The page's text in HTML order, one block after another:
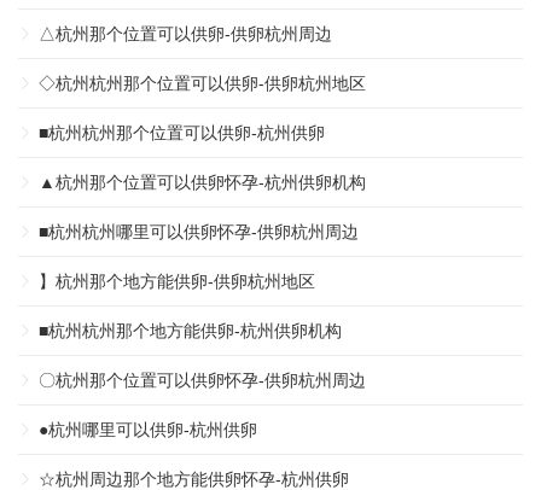
△杭州那个位置可以供卵-供卵杭州周边
◇杭州杭州那个位置可以供卵-供卵杭州地区
■杭州杭州那个位置可以供卵-杭州供卵
▲杭州那个位置可以供卵怀孕-杭州供卵机构
■杭州杭州哪里可以供卵怀孕-供卵杭州周边
】杭州那个地方能供卵-供卵杭州地区
■杭州杭州那个地方能供卵-杭州供卵机构
〇杭州那个位置可以供卵怀孕-供卵杭州周边
●杭州哪里可以供卵-杭州供卵
☆杭州周边那个地方能供卵怀孕-杭州供卵